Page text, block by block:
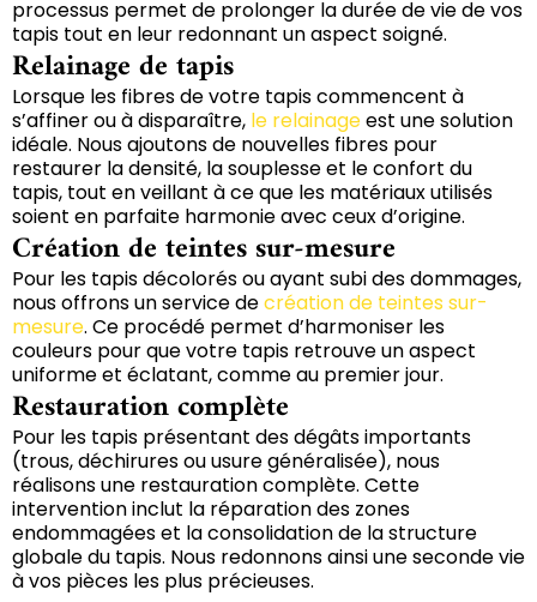
processus permet de prolonger la durée de vie de vos
tapis tout en leur redonnant un aspect soigné.
Relainage de tapis
Lorsque les fibres de votre tapis commencent à
s’affiner ou à disparaître, le relainageest une solution
idéale. Nous ajoutons de nouvelles fibres pour
restaurer la densité, la souplesse et le confort du
tapis, tout en veillant à ce que les matériaux utilisés
soient en parfaite harmonie avec ceux d’origine.
Création de teintes sur-mesure
Pour les tapis décolorés ou ayant subi des dommages,
nous offrons un service decréation de teintes sur-
mesure. Ce procédé permet d’harmoniser les
couleurs pour que votre tapis retrouve un aspect
uniforme et éclatant, comme au premier jour.
Restauration complète
Pour les tapis présentant des dégâts importants
(trous, déchirures ou usure généralisée), nous
réalisons une restauration complète. Cette
intervention inclut la réparation des zones
endommagées et la consolidation de la structure
globale du tapis. Nous redonnons ainsi une seconde vie
à vos pièces les plus précieuses.